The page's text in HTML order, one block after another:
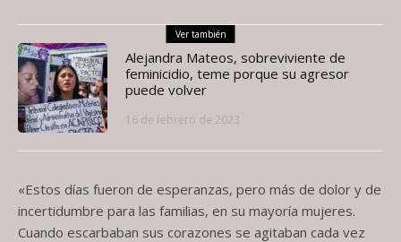
Ver también
Alejandra Mateos, sobreviviente de
feminicidio, teme porque su agresor
puede volver
16 de febrero de 2023
«Estos días fueron de esperanzas, pero más de dolor y de
incertidumbre para las familias, en su mayoría mujeres.
Cuando escarbaban sus corazones se agitaban cada vez